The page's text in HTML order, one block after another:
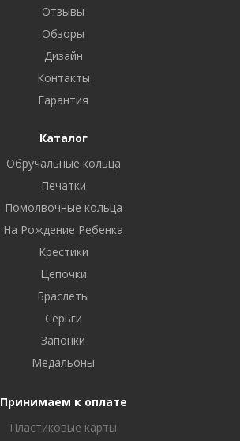
Отзывы
Обзоры
Дизайн
Контакты
Гарантия
Каталог
Обручальные кольца
Печатки
Помолвочные кольца
На Рождение Ребенка
Крестики
Цепочки
Браслеты
Серьги
Запонки
Медальоны
Принимаем к оплате
Пластиковые карты